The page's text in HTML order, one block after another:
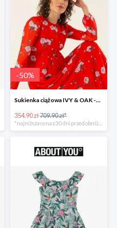
-50%
Sukienka ciążowa IVY & OAK -50%
354.90 zł709.90 zł*
*najniższa cena z 30 dni przed obniżką